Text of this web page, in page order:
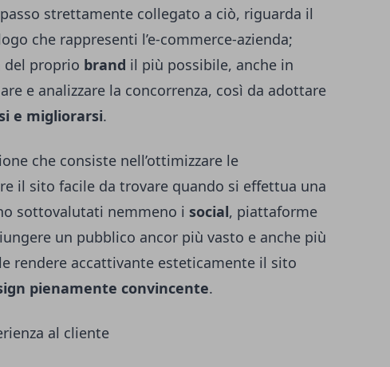
strettamente collegato a ciò, riguarda il
che rappresenti l’e-commerce-azienda;
del proprio brand il più possibile, anche in
e analizzare la concorrenza, così da adottare
e migliorarsi.
che consiste nell’ottimizzare le
il sito facile da trovare quando si effettua una
sottovalutati nemmeno i social, piattaforme
un pubblico ancor più vasto e anche più
rendere accattivante esteticamente il sito
pienamente convincente.
al cliente